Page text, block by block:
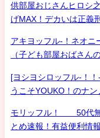
供部屋おじさんヒロシ
げMAX！デカいは正義
アキヨッフル-！ネオニ
（子ども部屋おばさん
[ヨシヨシロッフル-！
うこそYOUKO！のナ
モリッフル！ 50代無
とめ速報！有益便利情